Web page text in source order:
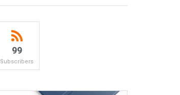
99
Subscribers